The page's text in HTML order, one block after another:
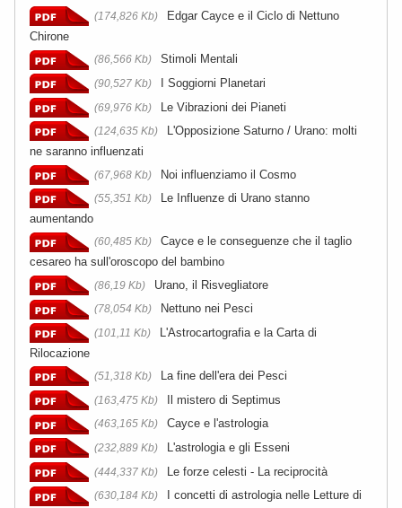
(174,826 Kb)
Edgar Cayce e il Ciclo di Nettuno
Chirone
(86,566 Kb) Stimoli Mentali
(90,527 Kb) I Soggiorni Planetari
(69,976 Kb) Le Vibrazioni dei Pianeti
(124,635 Kb)
L'Opposizione Saturno / Urano: molti
ne saranno influenzati
(67,968 Kb) Noi influenziamo il Cosmo
(55,351 Kb)
Le Influenze di Urano stanno
aumentando
(60,485 Kb)
Cayce e le conseguenze che il taglio
cesareo ha sull'oroscopo del bambino
(86,19 Kb) Urano, il Risvegliatore
(78,054 Kb) Nettuno nei Pesci
(101,11 Kb)
L'Astrocartografia e la Carta di
Rilocazione
(51,318 Kb) La fine dell'era dei Pesci
(163,475 Kb) Il mistero di Septimus
(463,165 Kb) Cayce e l'astrologia
(232,889 Kb) L'astrologia e gli Esseni
(444,337 Kb) Le forze celesti - La reciprocità
(630,184 Kb)
I concetti di astrologia nelle Letture di